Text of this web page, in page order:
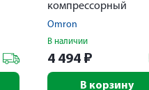
компрессорный
Omron
В наличии
4 494 ₽
В корзину